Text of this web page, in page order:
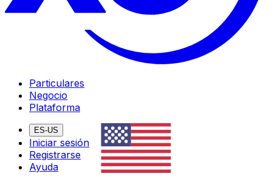
Particulares
Negocio
Plataforma
ES-US
Iniciar sesión
Registrarse
Ayuda